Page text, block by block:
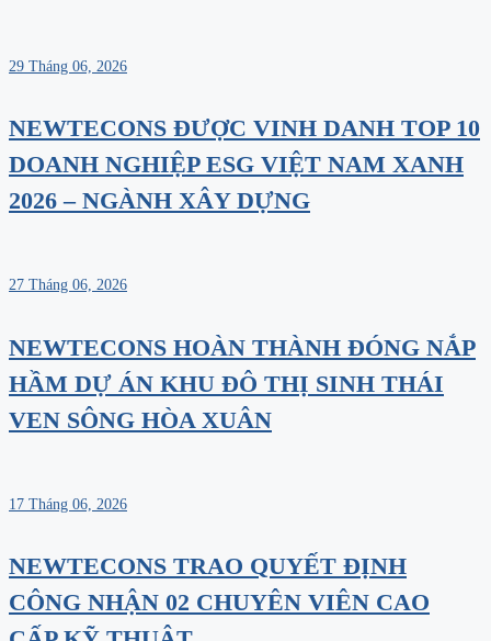
29 Tháng 06, 2026
NEWTECONS ĐƯỢC VINH DANH TOP 10
DOANH NGHIỆP ESG VIỆT NAM XANH
2026 – NGÀNH XÂY DỰNG
27 Tháng 06, 2026
NEWTECONS HOÀN THÀNH ĐÓNG NẮP
HẦM DỰ ÁN KHU ĐÔ THỊ SINH THÁI
VEN SÔNG HÒA XUÂN
17 Tháng 06, 2026
NEWTECONS TRAO QUYẾT ĐỊNH
CÔNG NHẬN 02 CHUYÊN VIÊN CAO